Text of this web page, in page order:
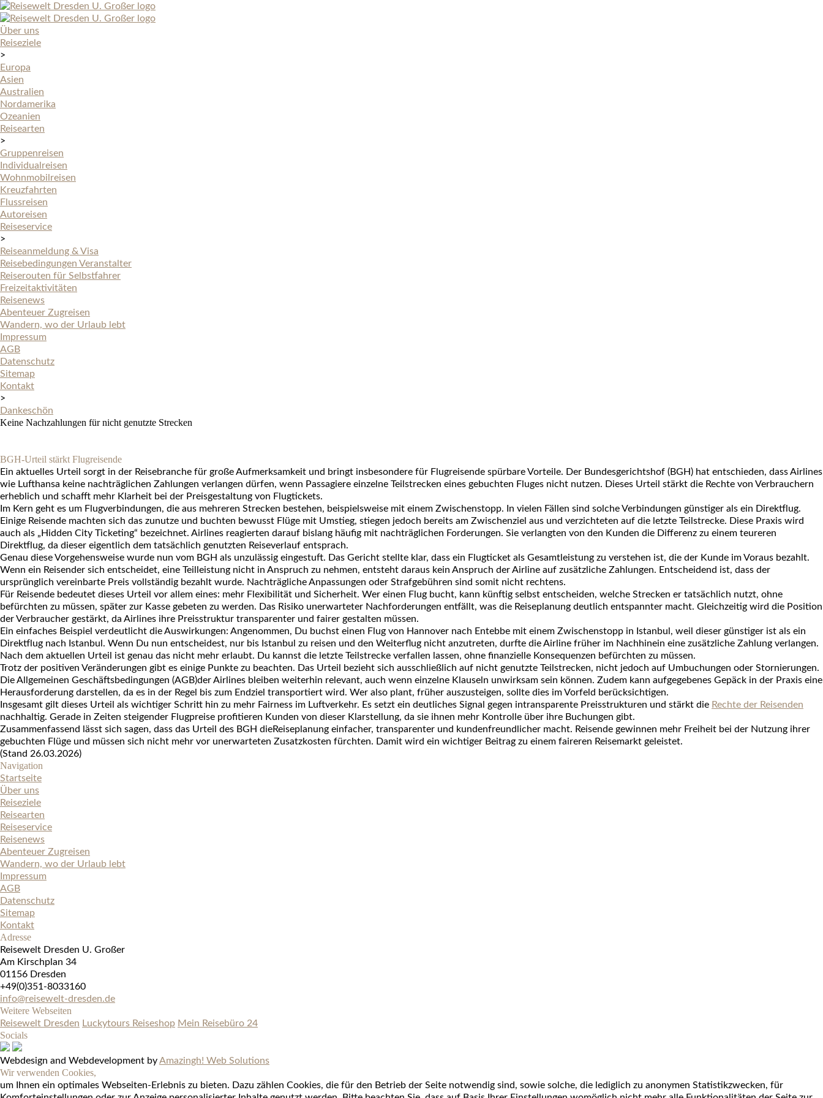
Über uns
Reiseziele
>
Europa
Asien
Australien
Nordamerika
Ozeanien
Reisearten
>
Gruppenreisen
Individualreisen
Wohnmobilreisen
Kreuzfahrten
Flussreisen
Autoreisen
Reiseservice
>
Reiseanmeldung & Visa
Reisebedingungen Veranstalter
Reiserouten für Selbstfahrer
Freizeitaktivitäten
Reisenews
Abenteuer Zugreisen
Wandern, wo der Urlaub lebt
Impressum
AGB
Datenschutz
Sitemap
Kontakt
>
Dankeschön
Keine Nachzahlungen für nicht genutzte Strecken
BGH-Urteil stärkt Flugreisende
Ein aktuelles Urteil sorgt in der Reisebranche für große Aufmerksamkeit und bringt insbesondere für Flugreisende spürbare Vorteile. Der Bundesgerichtshof (BGH) hat entschieden, dassAirlines
wie Lufthansa keine nachträglichen Zahlungen verlangen dürfen, wenn Passagiere einzelne Teilstrecken eines gebuchten Fluges nicht nutzen. Dieses Urteil stärkt die Rechte von Verbrauchern
erheblich und schafft mehr Klarheit bei der Preisgestaltung von Flugtickets.
Im Kern geht es um Flugverbindungen, die aus mehreren Strecken bestehen, beispielsweise mit einem Zwischenstopp. In vielen Fällen sind solche Verbindungen günstiger als ein Direktflug.
Einige Reisende machten sich das zunutze und buchten bewusst Flüge mit Umstieg, stiegen jedoch bereits am Zwischenziel aus und verzichteten auf die letzte Teilstrecke. Diese Praxis wird
auch als „Hidden City Ticketing“ bezeichnet. Airlines reagierten darauf bislang häufig mit nachträglichen Forderungen. Sie verlangten von den Kunden die Differenz zu einem teureren
Direktflug, da dieser eigentlich dem tatsächlich genutzten Reiseverlauf entsprach.
Genau diese Vorgehensweise wurde nun vom BGH als unzulässig eingestuft. Das Gericht stellte klar, dass ein Flugticket als Gesamtleistung zu verstehen ist, die der Kunde im Voraus bezahlt.
Wenn ein Reisender sich entscheidet, eine Teilleistung nicht in Anspruch zu nehmen, entsteht daraus kein Anspruch der Airline auf zusätzliche Zahlungen. Entscheidend ist, dass der
ursprünglich vereinbarte Preis vollständig bezahlt wurde. Nachträgliche Anpassungen oder Strafgebühren sind somit nicht rechtens.
Für Reisende bedeutet dieses Urteil vor allem eines: mehr Flexibilität und Sicherheit. Wer einen Flug bucht, kann künftig selbst entscheiden, welche Strecken er tatsächlich nutzt, ohne
befürchten zu müssen, später zur Kasse gebeten zu werden. Das Risiko unerwarteter Nachforderungen entfällt, was die Reiseplanung deutlich entspannter macht. Gleichzeitig wird die Position
derVerbraucher gestärkt, da Airlines ihre Preisstruktur transparenter und fairer gestalten müssen.
Ein einfaches Beispiel verdeutlicht die Auswirkungen: Angenommen, Du buchst einen Flug von Hannover nach Entebbe mit einem Zwischenstopp in Istanbul , weil dieser günstiger ist als ein
Direktflug nach Istanbul . Wenn Du nun entscheidest, nur bis Istanbul zu reisen und den Weiterflug nicht anzutreten, durfte die Airline früher im Nachhinein eine zusätzliche Zahlung verlangen.
Nach dem aktuellen Urteil ist genau das nicht mehr erlaubt. Du kannst die letzte Teilstrecke verfallen lassen, ohne finanzielle Konsequenzen befürchten zu müssen.
Trotz der positiven Veränderungen gibt es einige Punkte zu beachten. Das Urteil bezieht sich ausschließlich auf nicht genutzte Teilstrecken, nicht jedoch auf Umbuchungen oder Stornierungen.
DieAllgemeinen Geschäftsbedingungen (AGB)der Airlines bleiben weiterhin relevant, auch wenn einzelne Klauseln unwirksam sein können. Zudem kann aufgegebenes Gepäck in der Praxis eine
Herausforderung darstellen, da es in der Regel bis zum Endziel transportiert wird. Wer also plant, früher auszusteigen, sollte dies im Vorfeld berücksichtigen.
Insgesamt gilt dieses Urteil als wichtiger Schritt hin zu mehr Fairness im Luftverkehr. Es setzt ein deutliches Signal gegen intransparente Preisstrukturen und stärkt die Rechte der Reisenden
nachhaltig. Gerade in Zeiten steigender Flugpreise profitieren Kunden von dieser Klarstellung, da sie ihnen mehr Kontrolle über ihre Buchungen gibt.
Zusammenfassend lässt sich sagen, dass das Urteil des BGH dieReiseplanung einfacher, transparenter und kundenfreundlicher macht. Reisende gewinnen mehr Freiheit bei der Nutzung ihrer
gebuchten Flüge und müssen sich nicht mehr vor unerwarteten Zusatzkosten fürchten. Damit wird ein wichtiger Beitrag zu einem faireren Reisemarkt geleistet.
(Stand 26.03.2026)
Navigation
Startseite
Über uns
Reiseziele
Reisearten
Reiseservice
Reisenews
Abenteuer Zugreisen
Wandern, wo der Urlaub lebt
Impressum
AGB
Datenschutz
Sitemap
Kontakt
Adresse
Reisewelt Dresden U. Großer
Am Kirschplan 34
01156 Dresden
+49(0)351-8033160
info@reisewelt-dresden.de
Weitere Webseiten
Reisewelt Dresden Luckytours Reiseshop Mein Reisebüro 24
Socials
Webdesign and Webdevelopment byAmazingh! Web Solutions
Wir verwenden Cookies,
um Ihnen ein optimales Webseiten-Erlebnis zu bieten. Dazu zählen Cookies, die für den Betrieb der Seite notwendig sind, sowie solche, die lediglich zu anonymen Statistikzwecken, für